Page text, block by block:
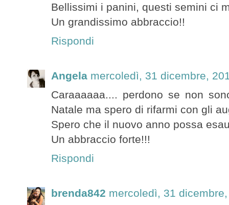
Bellissimi i panini, questi semini ci
Un grandissimo abbraccio!!
Rispondi
Angela mercoledì, 31 dicembre,
Caraaaaaa.... perdono se non
Natale ma spero di rifarmi con gli
Spero che il nuovo anno possa
Un abbraccio forte!!!
Rispondi
brenda842 mercoledì, 31